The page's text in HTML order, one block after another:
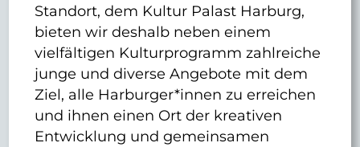
Standort, dem Kultur Palast Harburg,
bieten wir deshalb neben einem
vielfältigen Kulturprogramm zahlreiche
junge und diverse Angebote mit dem
Ziel, alle Harburger*innen zu erreichen
und ihnen einen Ort der kreativen
Entwicklung und gemeinsamen